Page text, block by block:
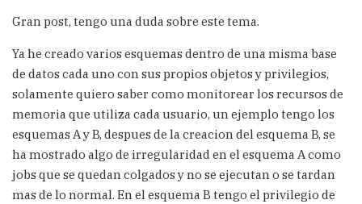
Gran post, tengo una duda sobre este tema.
Ya he creado varios esquemas dentro de una misma base
de datos cada uno con sus propios objetos y privilegios,
solamente quiero saber como monitorear los recursos de
memoria que utiliza cada usuario, un ejemplo tengo los
esquemas A y B, despues de la creacion del esquema B, se
ha mostrado algo de irregularidad en el esquema A como
jobs que se quedan colgados y no se ejecutan o se tardan
mas de lo normal. En el esquema B tengo el privilegio de